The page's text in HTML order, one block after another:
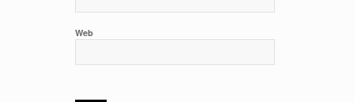
Web